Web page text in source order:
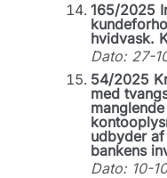
165/2025
hvidvask.
Dato: 27-
54/2025
med
udbyder
bankens
Dato: 10-